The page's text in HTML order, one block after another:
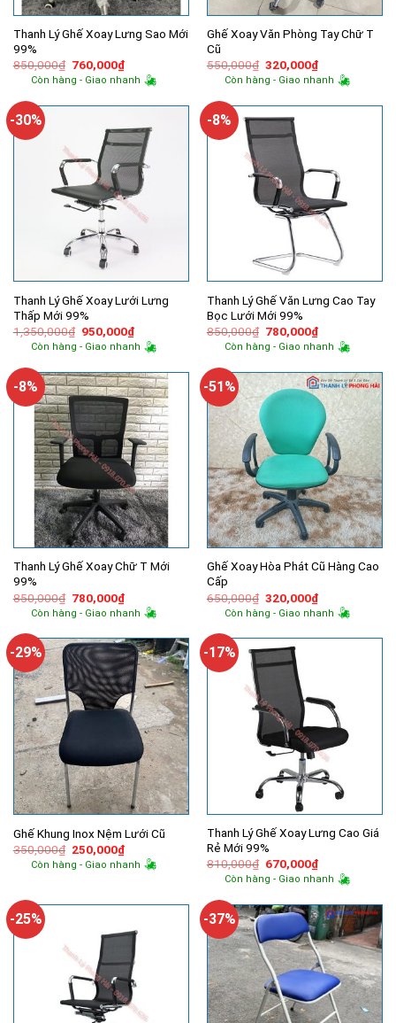
Thanh Lý Ghế Xoay Lưng Sao Mới
99%
850,000₫ Giá
gốc
là:
760,000₫Giá
hiện
tại
760,000₫.
Còn hàng - Giao nhanh
Ghế Xoay Văn Phòng Tay Chữ T
Cũ
550,000₫ Giá
gốc
là:
320,000₫Giá
hiện
tại
320,000₫.
Còn hàng - Giao nhanh
-30%
Thanh Lý Ghế Xoay Lưới Lưng
Thấp Mới 99%
1,350,000₫ Giá
gốc
là:
950,000₫Giá
hiện
tại
950,000₫.
Còn hàng - Giao nhanh
-8%
Thanh Lý Ghế Văn Lưng Cao Tay
Bọc Lưới Mới 99%
850,000₫ Giá
gốc
là:
780,000₫Giá
hiện
tại
780,000₫.
Còn hàng - Giao nhanh
-8%
Thanh Lý Ghế Xoay Chữ T Mới
99%
850,000₫ Giá
gốc
là:
780,000₫Giá
hiện
tại
780,000₫.
Còn hàng - Giao nhanh
-51%
Ghế Xoay Hòa Phát Cũ Hàng Cao
Cấp
650,000₫ Giá
gốc
là:
320,000₫Giá
hiện
tại
320,000₫.
Còn hàng - Giao nhanh
-29%
Ghế Khung Inox Nệm Lưới Cũ
350,000₫ Giá
gốc
là:
250,000₫Giá
hiện
tại
Còn hàng - Giao nhanh
-17%
Thanh Lý Ghế Xoay Lưng Cao Giá
Rẻ Mới 99%
810,000₫ Giá
gốc
là:
670,000₫Giá
hiện
tại
670,000₫.
Còn hàng - Giao nhanh
-25% -37%